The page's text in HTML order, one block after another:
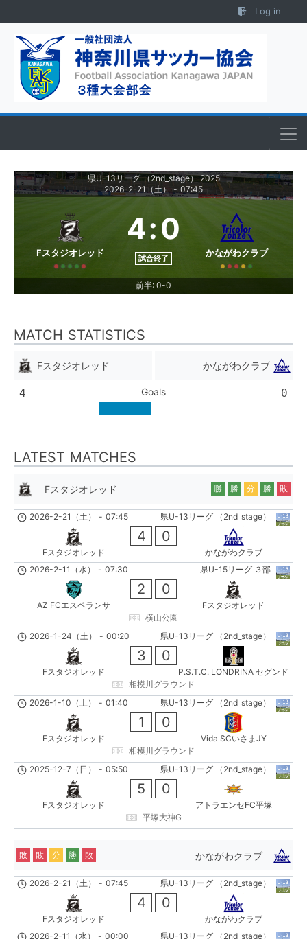
Log in
県U-13リーグ （2nd_stage） 2025
2026-2-21（土）
- 07:45
Fスタジオレッド
4:0
試合終了 かながわクラブ
前半: 0-0
MATCH STATISTICS
Fスタジオレッド かながわクラブ
4 Goals 0
LATEST MATCHES
Fスタジオレッド 勝 勝 分 勝 敗
県U-13リーグ （2nd_stage）
2026-2-21（土） - 07:45
Fスタジオレッド
4 0
かながわクラブ
県U-15リーグ ３部
2026-2-11（水） - 07:30
AZ FCエスペランサ
2 0
Fスタジオレッド
横山公園
県U-13リーグ （2nd_stage）
2026-1-24（土） - 00:20
Fスタジオレッド
3 0
P.S.T.C. LONDRINA セグンド
相模川グラウンド
県U-13リーグ （2nd_stage）
2026-1-10（土） - 01:40
Fスタジオレッド
1 0
Vida SCいさまJY
相模川グラウンド
県U-13リーグ （2nd_stage）
2025-12-7（日） - 05:50
Fスタジオレッド
5 0
アトラエンセFC平塚
平塚大神G
かながわクラブ
敗 敗 分 勝 敗
県U-13リーグ （2nd_stage）
2026-2-21（土） - 07:45
Fスタジオレッド
4 0
かながわクラブ
県U-13リーグ （2nd_stage）
2026-2-11（水） - 00:00